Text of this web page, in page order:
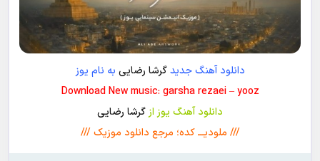
دانلود آهنگ جدیدگرشا رضایی به نام یوز
Download New music: garsha rezaei – yooz
دانلود آهنگ یوز از گرشا رضایی
/// ملودیـــ کده؛ مرجع دانلود موزیک ///